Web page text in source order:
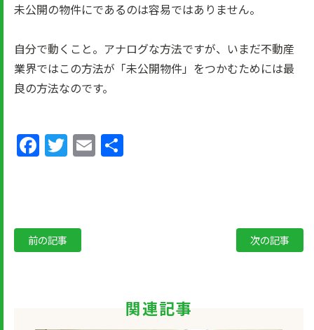
未公開の物件にであるのは容易ではありません。
自分で動くこと。アナログな方法ですが、いまだ不動産
業界ではこの方法が「未公開物件」をつかむためには最
良の方法なのです。
Facebook
Twitter
Email
前の記事 次の記事
関連記事